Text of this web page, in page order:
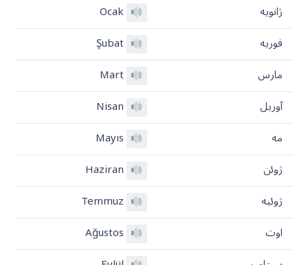
ژانویه
Ocak
فوریه
Şubat
مارس
Mart
آوریل
Nisan
مه
Mayıs
ژوئن
Haziran
ژوئیه
Temmuz
اوت
Ağustos